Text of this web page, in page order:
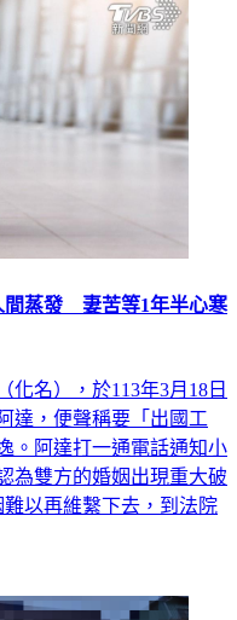
間蒸發 妻苦等1年半心寒
化名），於113年3月18日
達，便聲稱要「出國工
。阿達打一通電話通知小
為雙方的婚姻出現重大破
以再維繫下去，到法院